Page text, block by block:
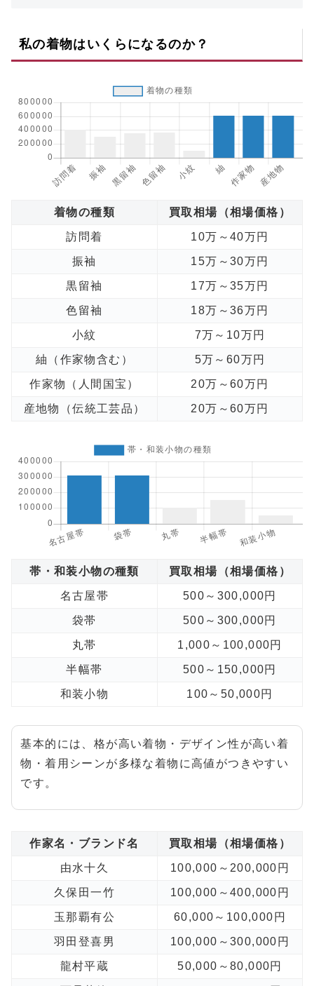
私の着物はいくらになるのか？
着物の種類 買取相場（相場価格）
訪問着 10万～40万円
振袖 15万～30万円
黒留袖 17万～35万円
色留袖 18万～36万円
小紋 7万～10万円
紬（作家物含む） 5万～60万円
作家物（人間国宝） 20万～60万円
産地物（伝統工芸品） 20万～60万円
帯・和装小物の種類 買取相場（相場価格）
名古屋帯 500～300,000円
袋帯 500～300,000円
丸帯 1,000～100,000円
半幅帯 500～150,000円
和装小物 100～50,000円
基本的には、格が高い着物・デザイン性が高い着
物・着用シーンが多様な着物に高値がつきやすい
です。
作家名・ブランド名 買取相場（相場価格）
由水十久 100,000～200,000円
久保田一竹 100,000～400,000円
玉那覇有公 60,000～100,000円
羽田登喜男 100,000～300,000円
龍村平蔵 50,000～80,000円